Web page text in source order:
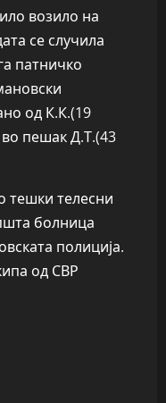
возило на
се случила
патничко
од К.К.(19
пешак Д.Т.(43
тешки телесни
болница
полиција.
од СВР